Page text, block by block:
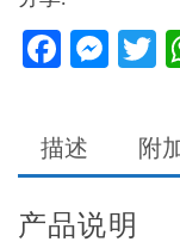
体
版）
描述 附
产品说明